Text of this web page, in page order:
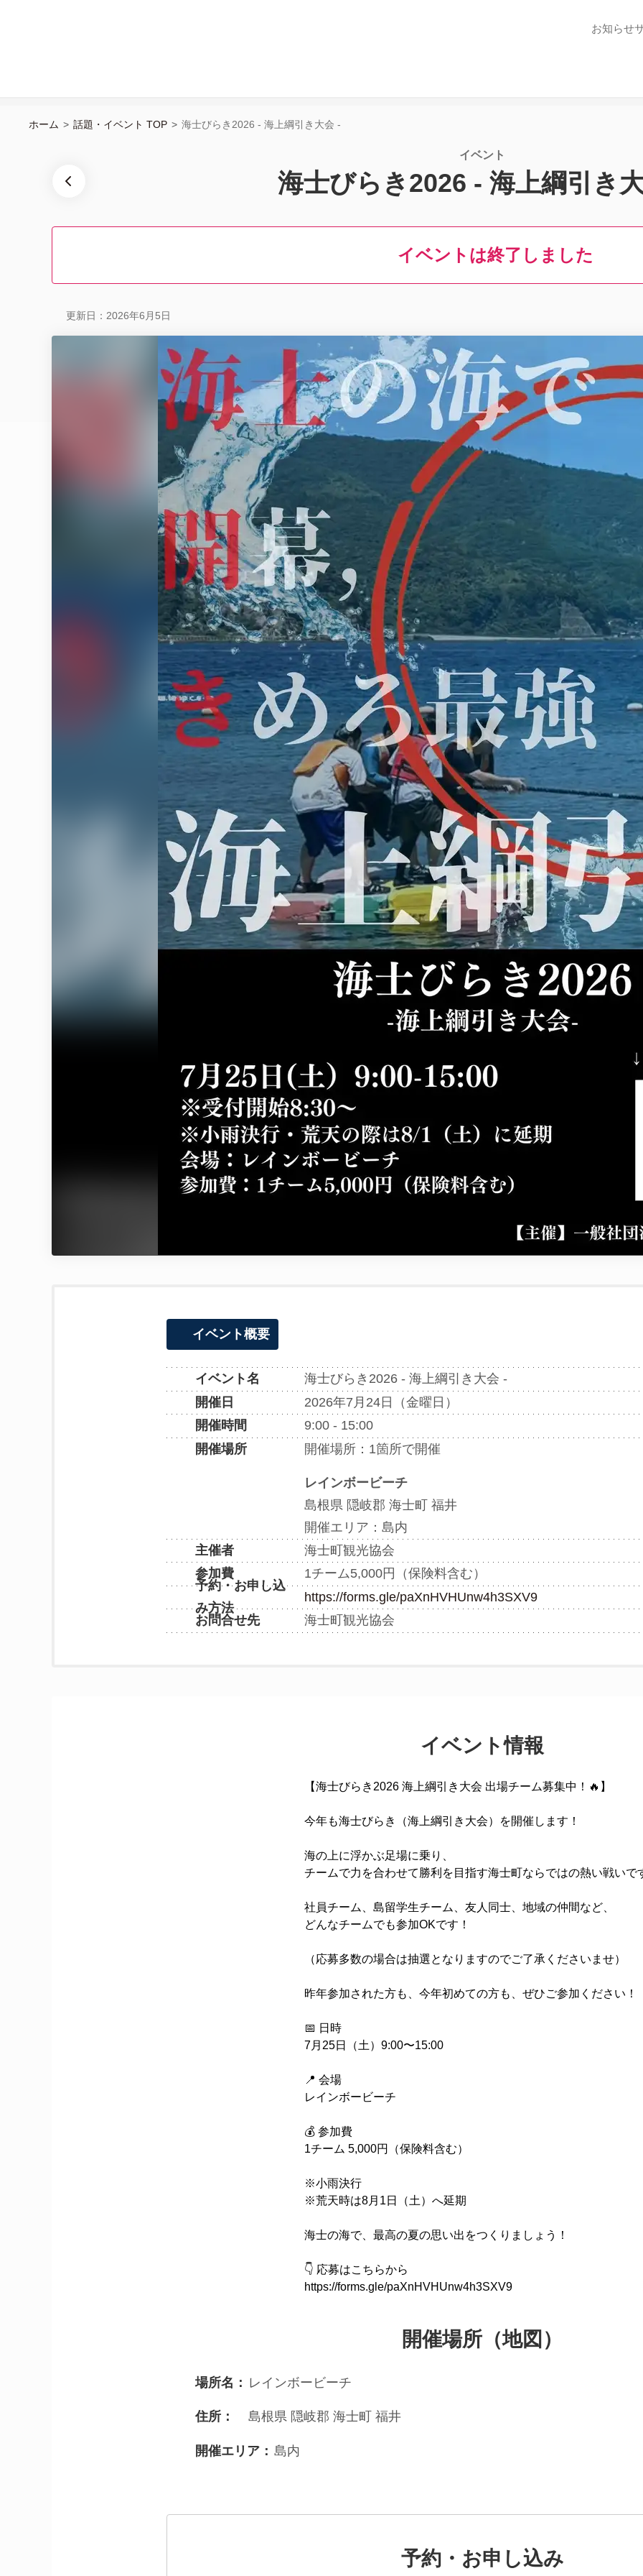
お知らせ
ホーム > 話題・イベント TOP > 海士びらき2026 - 海上綱引き大会 -
イベント
海士びらき2026 - 海上綱引き
イベントは終了しました
更新日：2026年6月5日
イベント概要
イベント名
海士びらき2026 - 海上綱引き大会 -
開催日
2026年7月24日（金曜日）
開催時間
9:00 - 15:00
開催場所
開催場所：1箇所で開催
レインボービーチ
島根県 隠岐郡 海士町 福井
開催エリア：島内
主催者
海士町観光協会
参加費
1チーム5,000円（保険料含む）
予約・お申し込
み方法
https://forms.gle/paXnHVHUnw4h3SXV9
お問合せ先
海士町観光協会
イベント情報
【海士びらき2026 海上綱引き大会 出場チーム募集中！🔥】
今年も海士びらき（海上綱引き大会）を開催します！
海の上に浮かぶ足場に乗り、
チームで力を合わせて勝利を目指す海士町ならではの熱い戦いで
社員チーム、島留学生チーム、友人同士、地域の仲間など、
どんなチームでも参加OKです！
（応募多数の場合は抽選となりますのでご了承くださいませ）
昨年参加された方も、今年初めての方も、ぜひご参加ください！
📅 日時
7月25日（土）9:00〜15:00
📍 会場
レインボービーチ
💰 参加費
1チーム 5,000円（保険料含む）
※小雨決行
※荒天時は8月1日（土）へ延期
海士の海で、最高の夏の思い出をつくりましょう！
👇 応募はこちらから
https://forms.gle/paXnHVHUnw4h3SXV9
開催場所（地図）
場所名： レインボービーチ
住所： 島根県 隠岐郡 海士町 福井
開催エリア： 島内
予約・お申し込み